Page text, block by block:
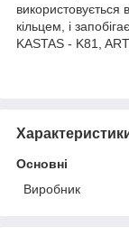
кільцем, і
KASTAS - K81,
Основні
Виробник